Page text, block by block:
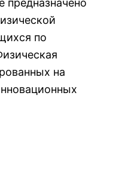
предназначено
по
на